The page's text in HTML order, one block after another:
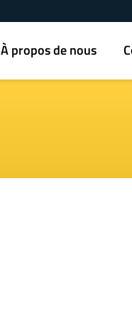
À propos de nous